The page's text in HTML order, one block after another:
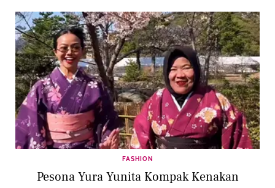
FASHION
Pesona Yura Yunita Kompak Kenakan